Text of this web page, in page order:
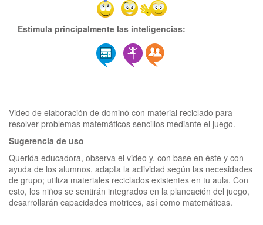
Estimula principalmente las inteligencias:
Video de elaboración de dominó con material reciclado para
Sugerencia de uso
Querida educadora, observa el video y, con base en éste y con
ayuda de los alumnos, adapta la actividad según las necesidades
de grupo; utiliza materiales reciclados existentes en tu aula. Con
esto, los niños se sentirán integrados en la planeación del juego,
desarrollarán capacidades motrices, así como matemáticas.